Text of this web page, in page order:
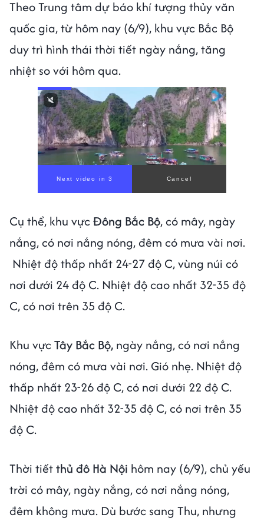
Theo Trung tâm dự báo khí tượng thủy văn
quốc gia, từ hôm nay (6/9), khu vực Bắc Bộ
duy trì hình thái thời tiết ngày nắng, tăng
nhiệt so với hôm qua.
Next video in 1 Cancel
Cụ thể, khu vực Đông Bắc Bộ, có mây, ngày
nắng, có nơi nắng nóng, đêm có mưa vài nơi.
Nhiệt độ thấp nhất 24-27 độ C, vùng núi có
nơi dưới 24 độ C. Nhiệt độ cao nhất 32-35 độ
C, có nơi trên 35 độ C.
Khu vực Tây Bắc Bộ, ngày nắng, có nơi nắng
nóng, đêm có mưa vài nơi. Gió nhẹ. Nhiệt độ
thấp nhất 23-26 độ C, có nơi dưới 22 độ C.
Nhiệt độ cao nhất 32-35 độ C, có nơi trên 35
độ C.
Thời tiếtthủ đô Hà Nội hôm nay (6/9), chủ yếu
trời có mây, ngày nắng, có nơi nắng nóng,
đêm không mưa. Dù bước sang Thu, nhưng